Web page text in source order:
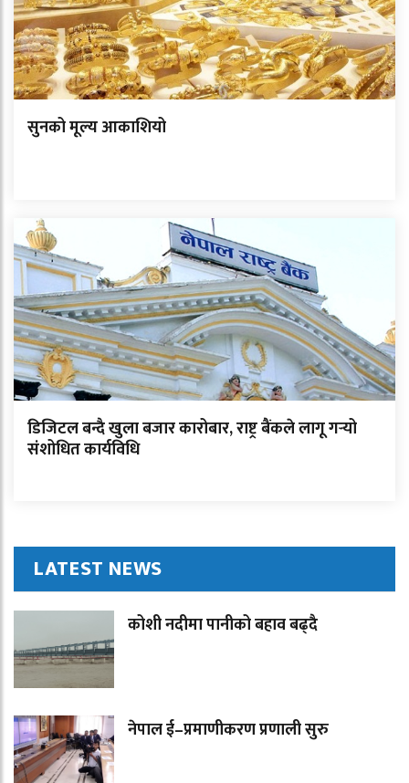
सुनको मूल्य आकाशियो
डिजिटल बन्दै खुला बजार कारोबार, राष्ट्र बैंकले लागू गर्‍यो
संशोधित कार्यविधि
LATEST NEWS
कोशी नदीमा पानीको बहाव बढ्दै
नेपाल ई–प्रमाणीकरण प्रणाली सुरु